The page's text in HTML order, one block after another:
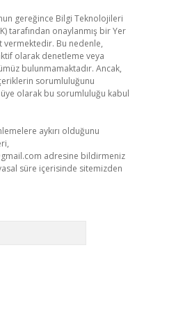
gereğince Bilgi Teknolojileri
tarafından onaylanmış bir Yer
vermektedir. Bu nedenle,
olarak denetleme veya
bulunmamaktadır. Ancak,
sorumluluğunu
olarak bu sorumluluğu kabul
aykırı olduğunu
adresine bildirmeniz
süre içerisinde sitemizden